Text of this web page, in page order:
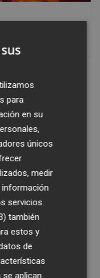
para
en su
únicos
medir
información
servicios.
también
estos y
de
se aplican